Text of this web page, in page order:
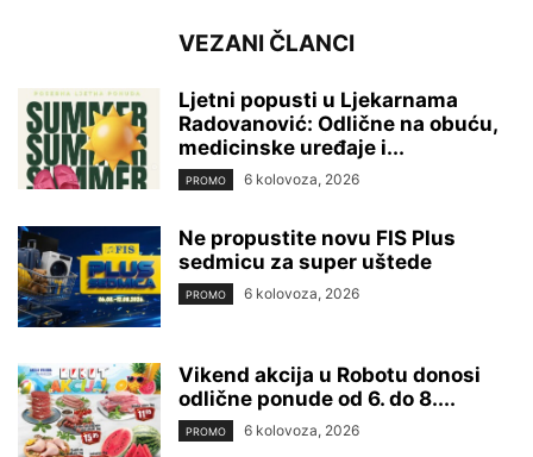
VEZANI ČLANCI
Ljetni popusti u Ljekarnama
Radovanović: Odlične na obuću,
medicinske uređaje i...
PROMO 6 kolovoza, 2026
Ne propustite novu FIS Plus
sedmicu za super uštede
PROMO 6 kolovoza, 2026
Vikend akcija u Robotu donosi
odlične ponude od 6. do 8....
PROMO 6 kolovoza, 2026